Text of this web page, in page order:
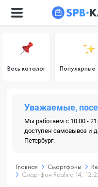
Весь каталог Популярные
Уважаемые,
Мы работаем с 10:00 -
доступен самовывоз и
Петербург.
Главная Смартфоны
Смартфон Realme 14,